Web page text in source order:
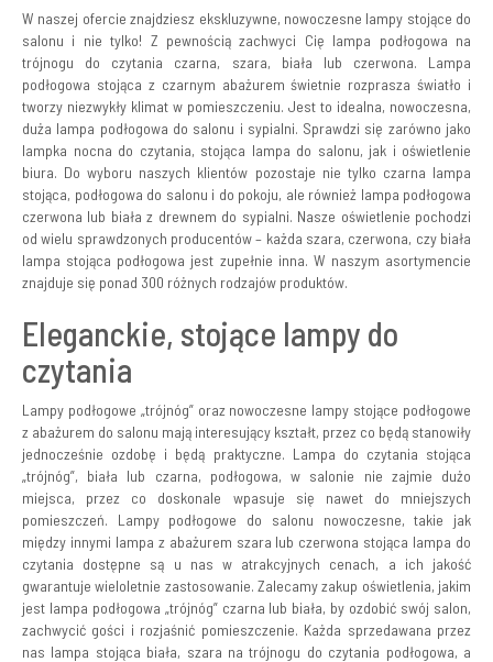
W naszej ofercie znajdziesz ekskluzywne, nowoczesne lampy stojące do
salonu i nie tylko! Z pewnością zachwyci Cię lampa podłogowa na
trójnogu do czytania czarna, szara, biała lub czerwona. Lampa
podłogowa stojąca z czarnym abażurem świetnie rozprasza światło i
tworzy niezwykły klimat w pomieszczeniu. Jest to idealna, nowoczesna,
duża lampa podłogowa do salonu i sypialni. Sprawdzi się zarówno jako
lampka nocna do czytania, stojąca lampa do salonu, jak i oświetlenie
biura. Do wyboru naszych klientów pozostaje nie tylko czarna lampa
stojąca, podłogowa do salonu i do pokoju, ale również lampa podłogowa
czerwona lub biała z drewnem do sypialni. Nasze oświetlenie pochodzi
od wielu sprawdzonych producentów – każda szara, czerwona, czy biała
lampa stojąca podłogowa jest zupełnie inna. W naszym asortymencie
znajduje się ponad 300 różnych rodzajów produktów.
Eleganckie, stojące lampy do
czytania
Lampy podłogowe „trójnóg” oraz nowoczesne lampy stojące podłogowe
z abażurem do salonu mają interesujący kształt, przez co będą stanowiły
jednocześnie ozdobę i będą praktyczne. Lampa do czytania stojąca
„trójnóg”, biała lub czarna, podłogowa, w salonie nie zajmie dużo
miejsca, przez co doskonale wpasuje się nawet do mniejszych
pomieszczeń. Lampy podłogowe do salonu nowoczesne, takie jak
między innymi lampa z abażurem szara lub czerwona stojąca lampa do
czytania dostępne są u nas w atrakcyjnych cenach, a ich jakość
gwarantuje wieloletnie zastosowanie. Zalecamy zakup oświetlenia, jakim
jest lampa podłogowa „trójnóg” czarna lub biała, by ozdobić swój salon,
zachwycić gości i rozjaśnić pomieszczenie. Każda sprzedawana przez
nas lampa stojąca biała, szara na trójnogu do czytania podłogowa, a